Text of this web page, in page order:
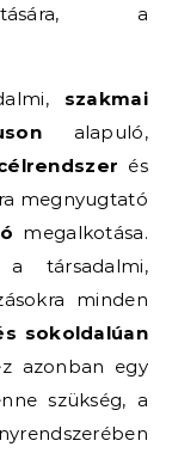
a
szakmai
alapuló,
és
megnyugtató
megalkotása.
társadalmi,
minden
sokoldalúan
azonban egy
szükség, a